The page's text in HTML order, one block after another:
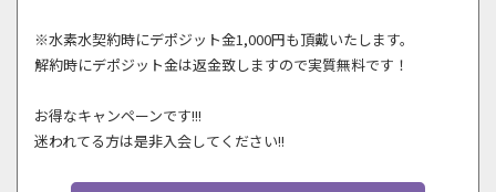
※水素水契約時にデポジット金1,000円も頂戴いたします。
解約時にデポジット金は返金致しますので実質無料です！
お得なキャンペーンです!!!
迷われてる方は是非入会してください!!